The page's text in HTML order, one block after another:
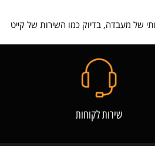
איכותי של מעבדה, בדיוק כמו השירות של קייט